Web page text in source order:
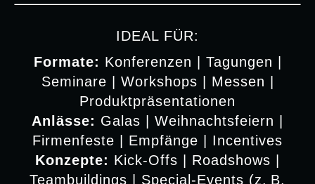
IDEAL FÜR:
Formate: Konferenzen | Tagungen |
Seminare | Workshops | Messen |
Produktpräsentationen
Anlässe: Galas | Weihnachtsfeiern |
Firmenfeste | Empfänge | Incentives
Konzepte: Kick-Offs | Roadshows |
Teambuildings | Special-Events (z. B.